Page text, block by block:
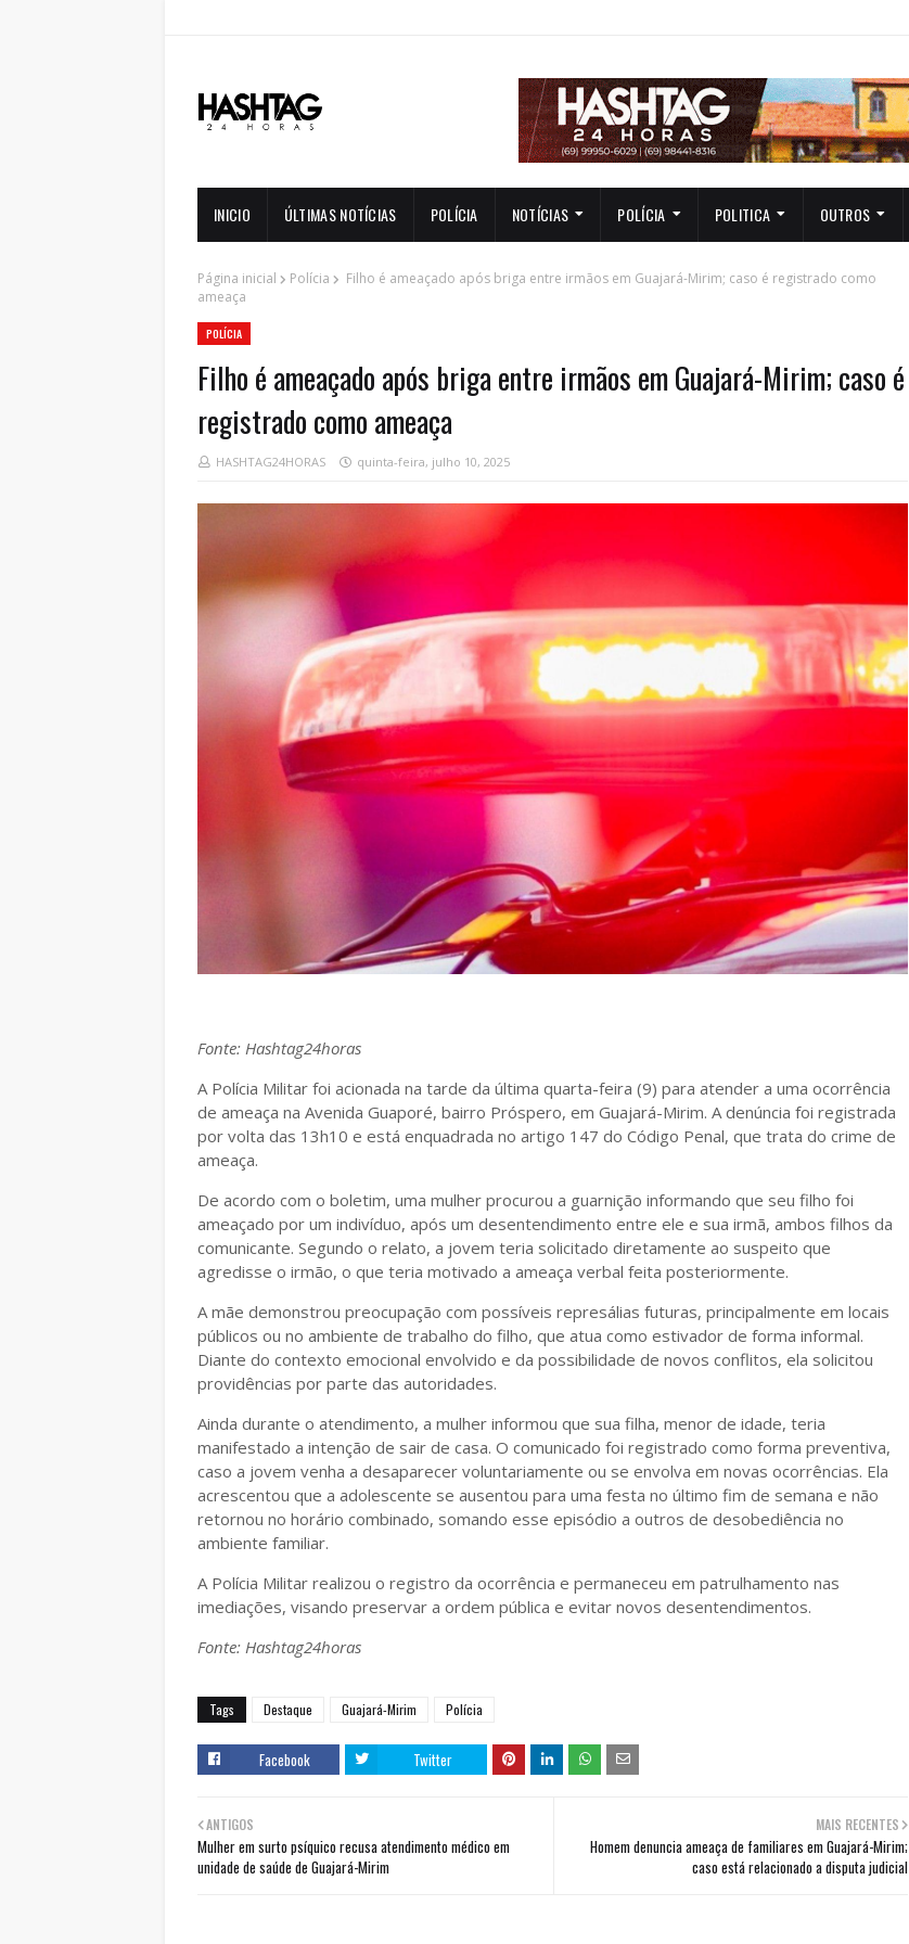
INICIO ÚLTIMAS NOTÍCIAS POLÍCIA NOTÍCIAS POLÍCIA POLITICA OUTROS
Página inicial Polícia
Filho é ameaçado após briga entre irmãos em Guajará-Mirim; caso é registrado como
ameaça
POLÍCIA
Filho é ameaçado após briga entre irmãos em Guajará-Mirim; caso é
registrado como ameaça
HASHTAG24HORAS quinta-feira, julho 10, 2025
Fonte: Hashtag24horas
A Polícia Militar foi acionada na tarde da última quarta-feira (9) para atender a uma ocorrência
de ameaça na Avenida Guaporé, bairro Próspero, em Guajará-Mirim. A denúncia foi registrada
por volta das 13h10 e está enquadrada no artigo 147 do Código Penal, que trata do crime de
ameaça.
De acordo com o boletim, uma mulher procurou a guarnição informando que seu filho foi
ameaçado por um indivíduo, após um desentendimento entre ele e sua irmã, ambos filhos da
comunicante. Segundo o relato, a jovem teria solicitado diretamente ao suspeito que
agredisse o irmão, o que teria motivado a ameaça verbal feita posteriormente.
A mãe demonstrou preocupação com possíveis represálias futuras, principalmente em locais
públicos ou no ambiente de trabalho do filho, que atua como estivador de forma informal.
Diante do contexto emocional envolvido e da possibilidade de novos conflitos, ela solicitou
providências por parte das autoridades.
Ainda durante o atendimento, a mulher informou que sua filha, menor de idade, teria
manifestado a intenção de sair de casa. O comunicado foi registrado como forma preventiva,
caso a jovem venha a desaparecer voluntariamente ou se envolva em novas ocorrências. Ela
acrescentou que a adolescente se ausentou para uma festa no último fim de semana e não
retornou no horário combinado, somando esse episódio a outros de desobediência no
ambiente familiar.
A Polícia Militar realizou o registro da ocorrência e permaneceu em patrulhamento nas
imediações, visando preservar a ordem pública e evitar novos desentendimentos.
Fonte: Hashtag24horas
Tags Destaque Guajará-Mirim Polícia
Facebook Twitter
MAIS RECENTES
Homem denuncia ameaça de familiares em Guajará-Mirim;
caso está relacionado a disputa judicial
ANTIGOS
Mulher em surto psíquico recusa atendimento médico em
unidade de saúde de Guajará-Mirim